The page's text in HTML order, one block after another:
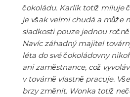
čokoládu. Karlík totiž miluje
je však velmi chudá a může
sladkosti pouze jednou
Navíc záhadný majitel
léta do své čokoládovny
ani zaměstnance, což
v továrně vlastně pracuje.
brzy změnit. Wonka totiž